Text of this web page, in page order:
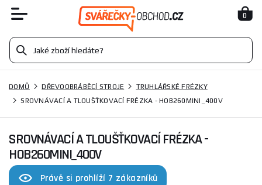
0
DOMŮ DŘEVOOBRÁBĚCÍ STROJE
TRUHLÁŘSKÉ FRÉZKY
SROVNÁVACÍ A TLOUŠŤKOVACÍ FRÉZKA - HOB260MINI_400V
SROVNÁVACÍ A TLOUŠŤKOVACÍ FRÉZKA -
HOB260MINI_400V
Právě si prohlíží 7 zákazníků